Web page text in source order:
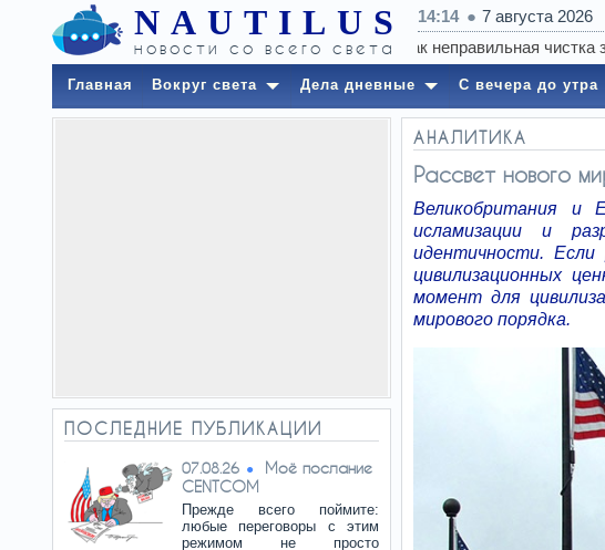
NAUTILUS
новости со всего света
14:14 7 августа 2026
Главная Вокруг света Дела дневные С вечера до утра
ПОСЛЕДНИЕ ПУБЛИКАЦИИ
07.08.26
Моё послание
CENTCOM
Прежде всего поймите:
любые переговоры с этим
режимом не просто
АНАЛИТИКА
Рассвет нового
Великобритания и
исламизации и
идентичности.
цивилизационных
момент для
мирового порядка.